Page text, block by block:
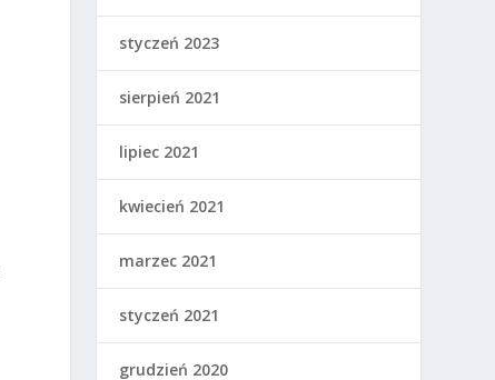
styczeń 2023
sierpień 2021
lipiec 2021
kwiecień 2021
marzec 2021
styczeń 2021
grudzień 2020